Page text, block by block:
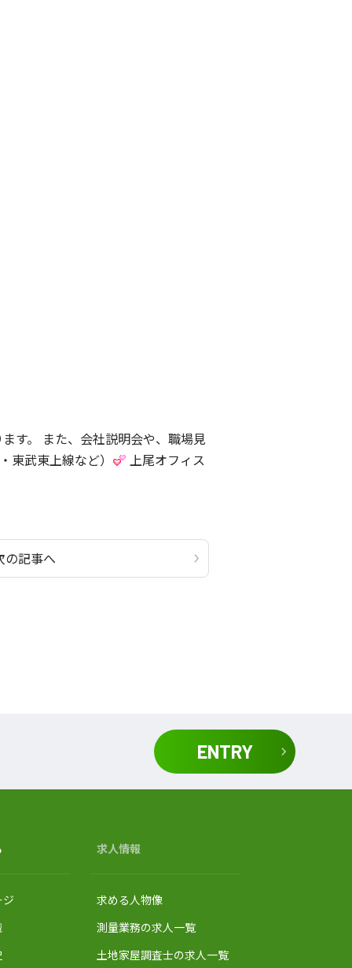
す。 また、会社説明会や、職場見
武東上線など）
上尾オフィス
の記事へ
ENTRY
求人情報
求める人物像
測量業務の求人一覧
土地家屋調査士の求人一覧